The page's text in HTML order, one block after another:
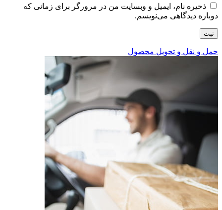
ذخیره نام، ایمیل و وبسایت من در مرورگر برای زمانی که
دوباره دیدگاهی می‌نویسم.
حمل و نقل و تحویل محصول